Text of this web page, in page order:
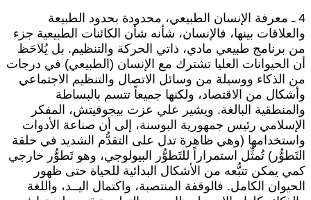
4 ـ معرفة الإنسان الطبيعي، محدودة بحدود الطبيعة
بينها، فالإنسان، شأنه شأن الكائنات الطبيعية جزء
برنامج طبيعي مادي، ذاتي الحركة والتنظيم. بل يُلاحَظ
الحيوانات العليا تشترك مع الإنسان (الطبيعي) في درجات
الذكاء ووسيلة من وسائل الاتصال والتنظيم الاجتماعي
من الاقتصاد، ولكنها جميعاً تتسم بالبساطة
البالغة. ويشير علي عزت بيجوفيتش، المفكر
رئيس جمهورية البوسنة، إلى أن صناعة الأدوات
(وهي ظاهرة تدل على التقدُّم الشديد في حلقة
تُمثِّل استمراراً للتَطوُّر البيولوجي، وهو تَطوُّر خارجي
يمكن تتبُّعه من الأشكال البدائية للحياة حتى ظهور
الكامل. فالوقفة المنتصبة، واكتمال اليــد، واللغة